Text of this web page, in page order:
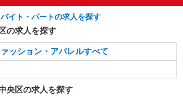
ルススタッフ/tkHT35075
貨販売
時給1500円 ※経験・スキルにより考慮致しま
日＝247,500円 交通費別途支給、社会保
完備
〒220-8577 神奈川県横浜市西区南幸2-15-13
浜ビブレ1階
イト・パートの求人を探す
の求人を探す
ッション・アパレルすべて
央区の求人を探す